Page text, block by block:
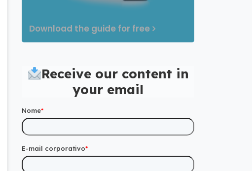
Download the guide for free
Receive our content in
your email
Nome*
E-mail corporativo*